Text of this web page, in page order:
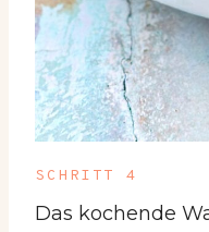
SCHRITT 4
Das kochende